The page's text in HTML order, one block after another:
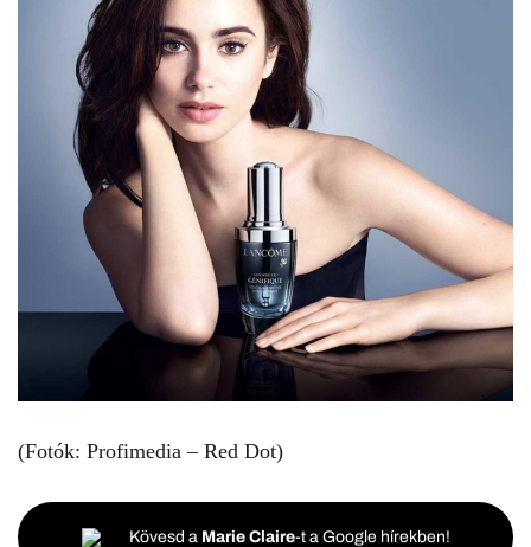
(Fotók: Profimedia – Red Dot)
Kövesd a Marie Claire-t a Google hírekben!